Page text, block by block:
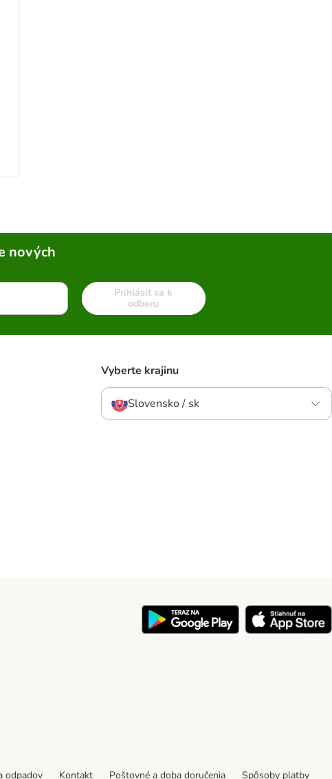
nových
Prihlásiť sa k
odberu
Vyberte krajinu
Slovensko / sk
odpadov Kontakt Poštovné a doba doručenia Spôsoby platby